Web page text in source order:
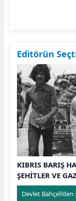
Editörün
KIBRIS BARIŞ
ŞEHİTLER VE
Devlet